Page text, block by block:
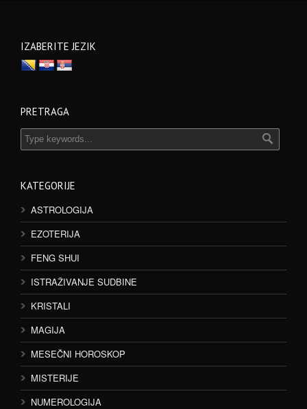
IZABERITE JEZIK
PRETRAGA
KATEGORIJE
ASTROLOGIJA
EZOTERIJA
FENG SHUI
ISTRAŽIVANJE SUDBINE
KRISTALI
MAGIJA
MESEČNI HOROSKOP
MISTERIJE
NUMEROLOGIJA